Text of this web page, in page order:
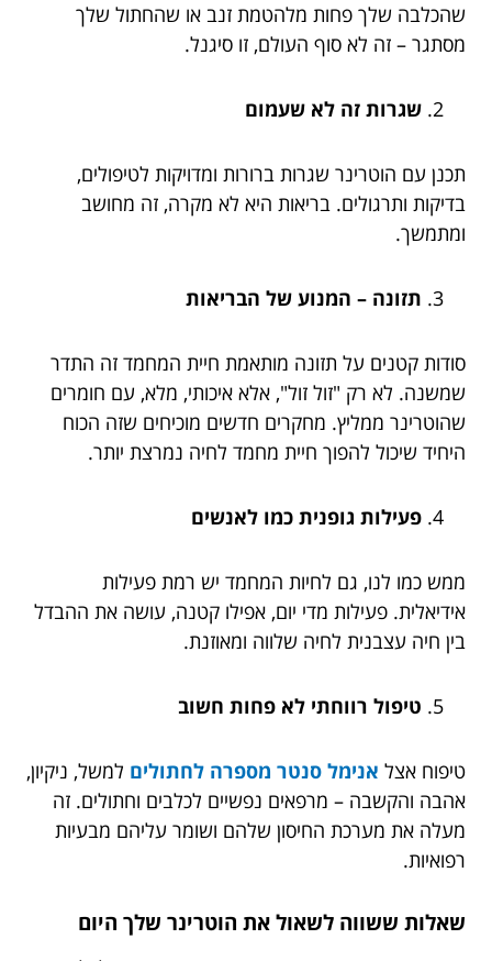
שהכלבה שלך פחות מלהטמת זנב או שהחתול שלך
מסתגר – זה לא סוף העולם, זו סיגנל.
שגרות זה לא שעמום
תכנן עם הוטרינר שגרות ברורות ומדויקות לטיפולים,
בדיקות ותרגולים. בריאות היא לא מקרה, זה מחושב
ומתמשך.
תזונה – המנוע של הבריאות
סודות קטנים על תזונה מותאמת חיית המחמד זה התדר
שמשנה. לא רק "זול זול", אלא איכותי, מלא, עם חומרים
שהוטרינר ממליץ. מחקרים חדשים מוכיחים שזה הכוח
היחיד שיכול להפוך חיית מחמד לחיה נמרצת יותר.
פעילות גופנית כמו לאנשים
ממש כמו לנו, גם לחיות המחמד יש רמת פעילות
אידיאלית. פעילות מדי יום, אפילו קטנה, עושה את ההבדל
בין חיה עצבנית לחיה שלווה ומאוזנת.
טיפול רווחתי לא פחות חשוב
טיפוח אצל אנימל סנטר מספרה לחתולים למשל, ניקיון,
אהבה והקשבה – מרפאים נפשיים לכלבים וחתולים. זה
מעלה את מערכת החיסון שלהם ושומר עליהם מבעיות
רפואיות.
שאלות ששווה לשאול את הוטרינר שלך היום